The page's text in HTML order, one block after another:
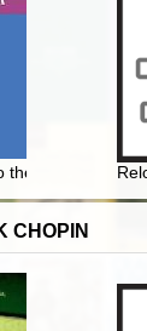
historii
the Baden
CHOPIN